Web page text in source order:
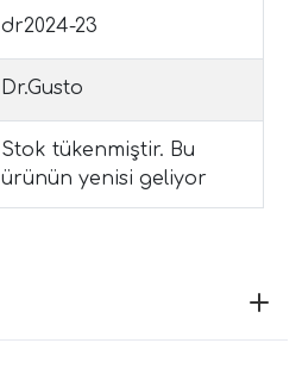
dr2024-23
Dr.Gusto
Stok tükenmiştir. Bu
ürünün yenisi geliyor